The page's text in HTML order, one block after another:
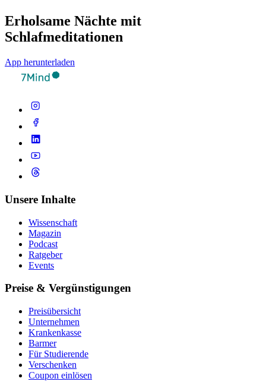
Erholsame Nächte mit
Schlafmeditationen
App herunterladen
Unsere Inhalte
Wissenschaft
Magazin
Podcast
Ratgeber
Events
Preise & Vergünstigungen
Preisübersicht
Unternehmen
Krankenkasse
Barmer
Für Studierende
Ver­schen­ken
Coupon einlösen